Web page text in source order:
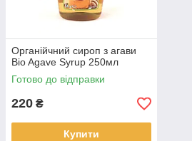
Органійчний сироп з агави
Bio Agave Syrup 250мл
Готово до відправки
220 ₴
Купити